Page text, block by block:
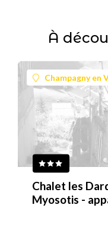
À
Champagny en
Chalet les
Myosotis -